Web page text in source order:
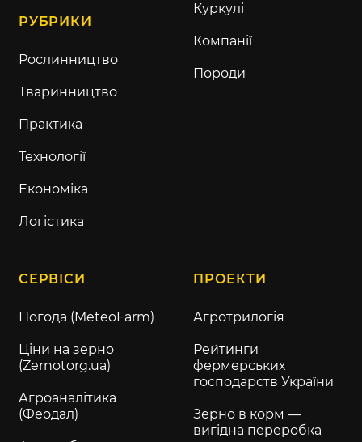
РУБРИКИ
Рослинництво
Тваринництво
Практика
Технології
Економіка
Логістика
Куркулі
Компанії
Породи
СЕРВІСИ
Погода (MeteoFarm)
Ціни на зерно
(Zernotorg.ua)
Агроаналітика
(Феодал)
ПРОЕКТИ
Агротрилогія
Рейтинги
фермерських
господарств України
Зерно в корм —
вигідна переробка